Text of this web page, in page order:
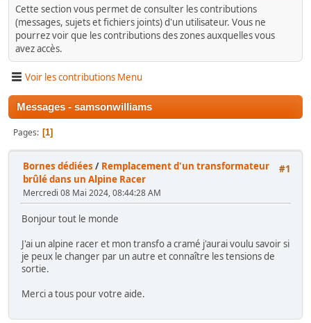
Cette section vous permet de consulter les contributions
(messages, sujets et fichiers joints) d'un utilisateur. Vous ne
pourrez voir que les contributions des zones auxquelles vous
avez accès.
Voir les contributions Menu
Messages - samsonwilliams
Pages 1
#1
Bornes dédiées / Remplacement d'un transformateur
brûlé dans un Alpine Racer
Mercredi 08 Mai 2024, 08:44:28 AM
Bonjour tout le monde
J'ai un alpine racer et mon transfo a cramé j'aurai voulu savoir si
je peux le changer par un autre et connaître les tensions de
sortie.
Merci a tous pour votre aide.